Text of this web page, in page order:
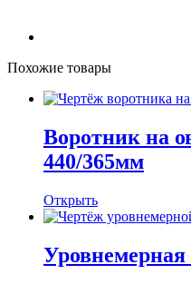
Похожие товары
Воротник на
440/365мм
Открыть